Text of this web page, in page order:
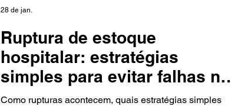
Ruptura de estoque
hospitalar: estratégias
simples para evitar falhas no
abastecimento
Como rupturas acontecem, quais estratégias simples
28 de jan.